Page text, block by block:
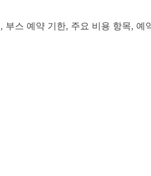
스 예약 기한, 주요 비용 항목,